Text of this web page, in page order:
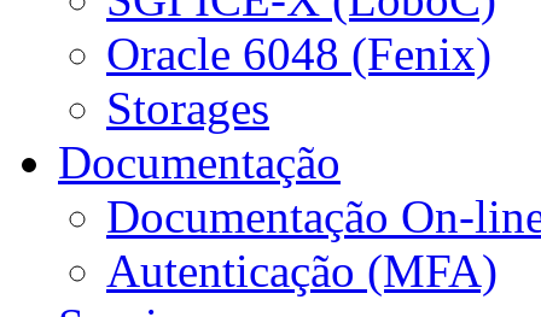
Oracle 6048 (Fenix)
Storages
Documentação
Documentação On-
Autenticação (MFA)